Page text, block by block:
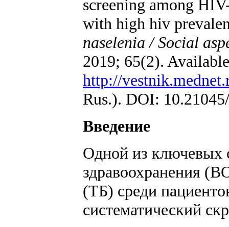
screening among
with high hiv
naselenia /Social
2019; 65(2).
http://
Rus.). DOI:
Введение
Одной из ключевых
здравоохранения
(ТБ) среди
систематический